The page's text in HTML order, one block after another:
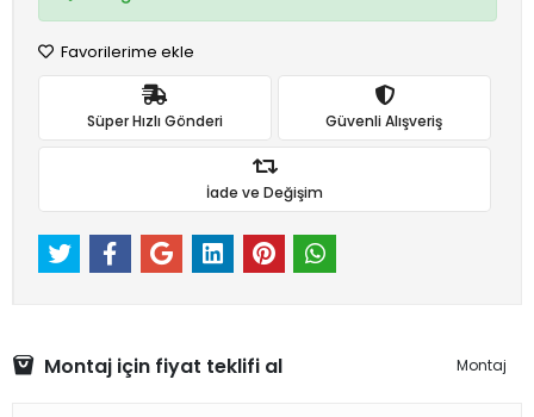
Favorilerime ekle
Süper Hızlı Gönderi Güvenli Alışveriş
İade ve Değişim
Montaj için fiyat teklifi al Montaj